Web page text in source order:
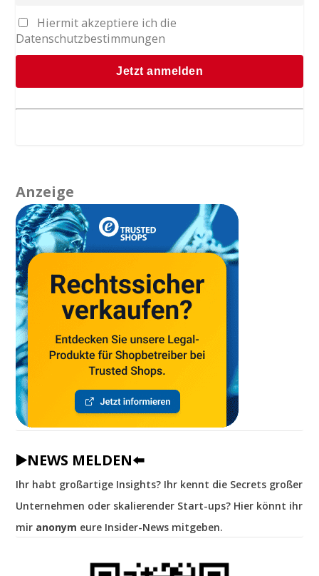
Hiermit akzeptiere ich die
Datenschutzbestimmungen
Anzeige
▶️NEWS MELDEN⬅️
Ihr habt großartige Insights? Ihr kennt die Secrets großer
Unternehmen oder skalierender Start-ups? Hier könnt ihr
mir anonym eure Insider-News mitgeben.